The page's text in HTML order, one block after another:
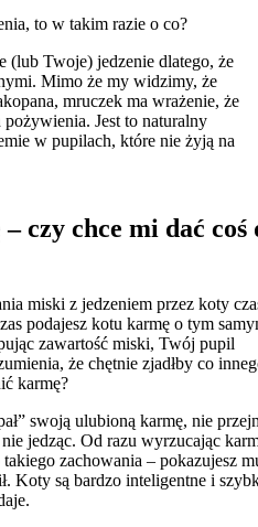
to w takim razie o co?
(lub Twoje) jedzenie dlatego, że
Mimo że my widzimy, że
mruczek ma wrażenie, że
pożywienia. Jest to naturalny
w pupilach, które nie żyją na
czy chce mi dać coś
miski z jedzeniem przez koty
podajesz kotu karmę o tym
zawartość miski, Twój pupil
że chętnie zjadłby co
karmę?
swoją ulubioną karmę, nie
jedząc. Od razu wyrzucając
zachowania – pokazujesz
Koty są bardzo inteligentne i